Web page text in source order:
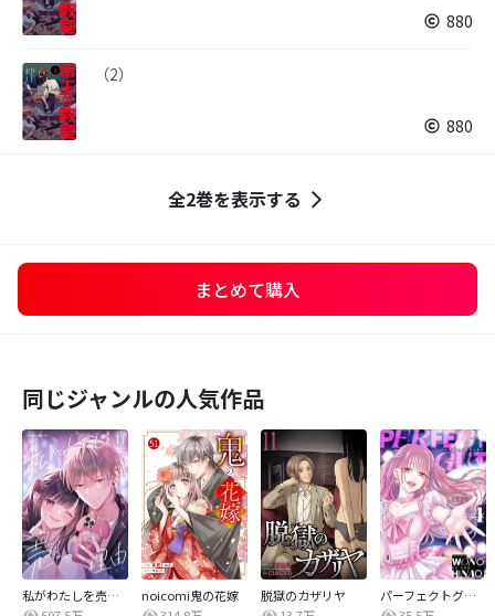
880
（2）
880
全2巻を表示する
まとめて購入
同じジャンルの人気作品
私がわたしを売る理由
noicomi鬼の花嫁
脱獄のカザリヤ
パーフェクトグリッター